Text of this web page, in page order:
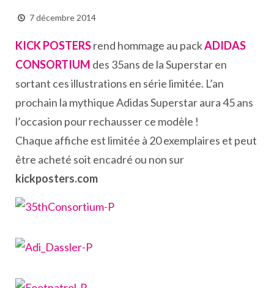
7 décembre 2014
KICK POSTERSrend hommage au packADIDAS
CONSORTIUM des 35ans de la Superstar en
sortant ces illustrations en série limitée. L’an
prochain la mythique Adidas Superstar aura 45 ans
l’occasion pour rechausser ce modèle !
Chaque affiche est limitée à 20 exemplaires et peut
être acheté soit encadré ou non sur
kickposters.com